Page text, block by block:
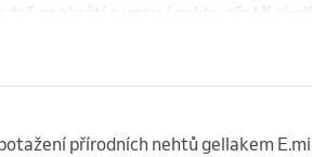
se zkrátí a upraví nehty, ošetří okolí
se aplikuje krém a provádí se masáž
přírodních nehtů gellakem E.mi